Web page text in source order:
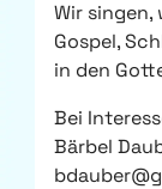
Wir singen,
Gospel,
in den
Bei
Bärbel